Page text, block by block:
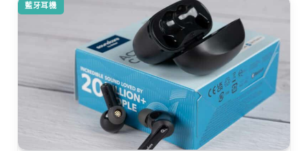
藍牙耳機